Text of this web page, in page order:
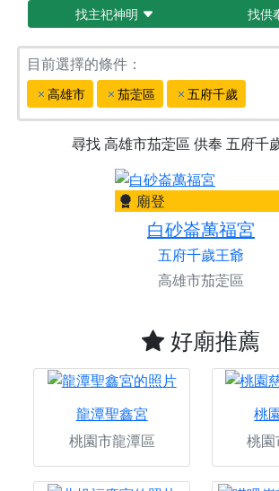
找主祀神明 找供
目前選擇的條件：
高雄市 茄萣區 五府千歲
尋找高雄市茄萣區 供奉 五府千
廟登
白砂崙萬福宮
五府千歲王爺
高雄市茄萣區
好廟推薦
龍潭聖鑫宮
桃園市龍潭區
桃
桃